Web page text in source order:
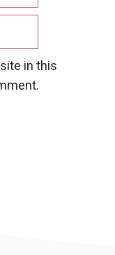
in this